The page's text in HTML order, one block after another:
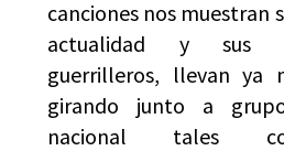
canciones nos muestran
actualidad y sus
guerrilleros, llevan ya
girando junto a
nacional tales